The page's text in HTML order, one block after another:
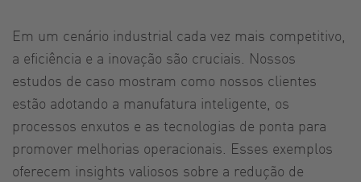
Em um cenário industrial cada vez mais competitivo,
a eficiência e a inovação são cruciais. Nossos
estudos de caso mostram como nossos clientes
estão adotando a manufatura inteligente, os
processos enxutos e as tecnologias de ponta para
promover melhorias operacionais. Esses exemplos
oferecem insights valiosos sobre a redução de